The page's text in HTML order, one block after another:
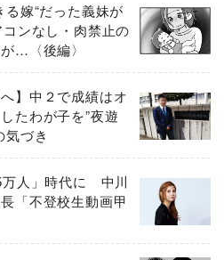
る嫁“だった義妹が
ンなし・肉禁止の
…〈後編〉
】中２で成績はオ
たわが子を”夜遊
気づき
万人」時代に 中川
「不登校生動画甲